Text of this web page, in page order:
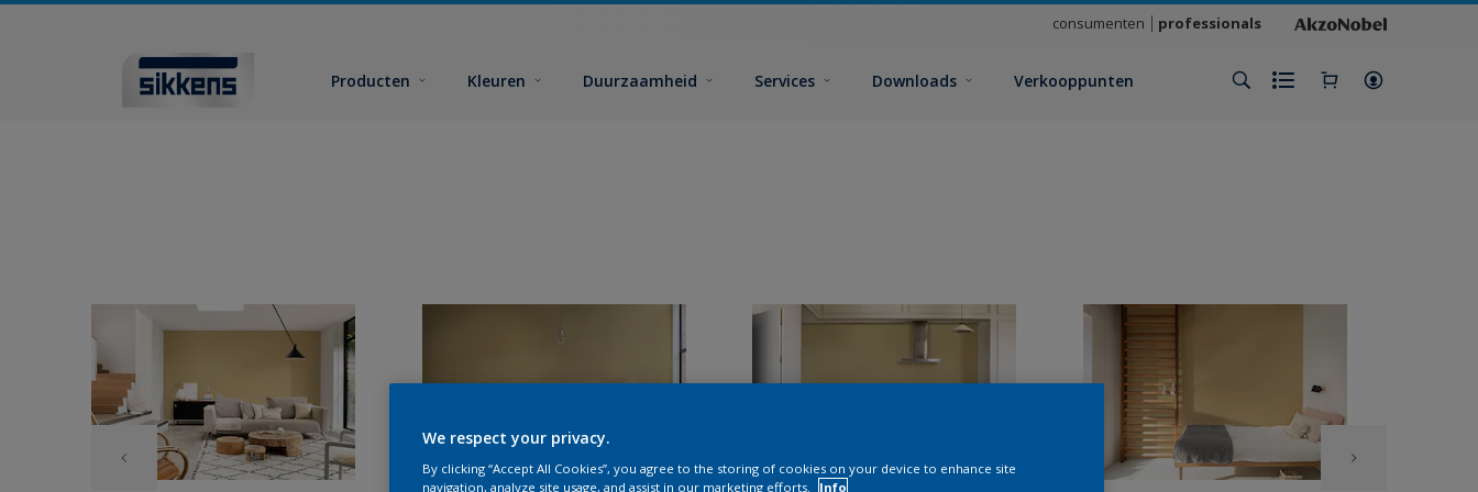
consumenten professionals
Producten Kleuren Duurzaamheid Services Downloads Verkooppunten
We respect your privacy.
By clicking “Accept All Cookies”, you agree to the storing of cookies on your device to enhance site
navigation, analyze site usage, and assist in our marketing efforts.
Info